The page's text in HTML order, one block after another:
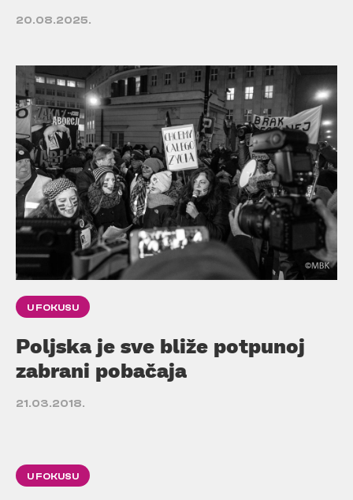
20.08.2025.
U FOKUSU
Poljska je sve bliže potpunoj
zabrani pobačaja
21.03.2018.
U FOKUSU